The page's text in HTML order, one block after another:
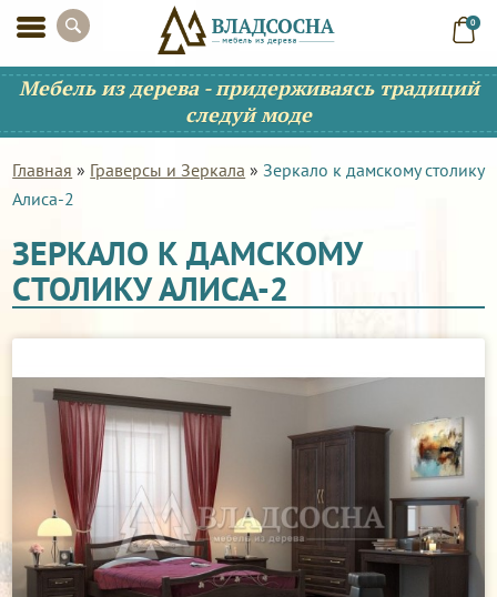
0
Мебель из дерева - придерживаясь традиций
следуй моде
Главная » Граверсы и Зеркала »Зеркало к дамскому столику
Алиса-2
ЗЕРКАЛО К ДАМСКОМУ
СТОЛИКУ АЛИСА-2